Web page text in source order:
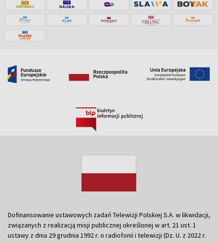
Dofinansowanie ustawowych zadań Telewizji Polskiej S.A. w likwidacji,
związanych z realizacją misji publicznej określonej w art. 21 ust. 1
ustawy z dnia 29 grudnia 1992 r. o radiofonii i telewizji (Dz. U. z 2022 r.